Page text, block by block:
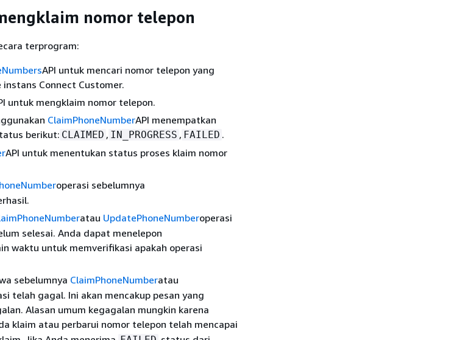
nomor telepon
terprogram:
API untuk mencari nomor telepon yang
Connect Customer.
untuk mengklaim nomor telepon.
ClaimPhoneNumberAPI menempatkan
berikut: CLAIMED , IN_PROGRESS , FAILED .
API untuk menentukan status proses klaim nomor
operasi sebelumnya
atau UpdatePhoneNumberoperasi
selesai. Anda dapat menelepon
waktu untuk memverifikasi apakah operasi
sebelumnya ClaimPhoneNumberatau
telah gagal. Ini akan mencakup pesan yang
Alasan umum kegagalan mungkin karena
klaim atau perbarui nomor telepon telah mencapai